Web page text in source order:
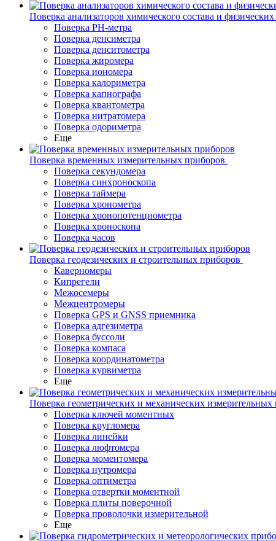
Поверка анализаторов химического состава и
Поверка PH-метра
Поверка денсиметра
Поверка денситометра
Поверка жиромера
Поверка иономера
Поверка калориметра
Поверка капнографа
Поверка квантометра
Поверка нитратомера
Поверка одориметра
Еще
Поверка временных измерительных приборов
Поверка секундомера
Поверка синхроноскопа
Поверка таймера
Поверка хронометра
Поверка хронопотенциометра
Поверка хроноскопа
Поверка часов
Поверка геодезических и строительных приборов
Каверномеры
Кипрегели
Межосемеры
Межцентромеры
Поверка GPS и GNSS приемника
Поверка адгезиметра
Поверка буссоли
Поверка компаса
Поверка координатометра
Поверка курвиметра
Еще
Поверка геометрических и механических измерительных
Поверка ключей моментных
Поверка кругломера
Поверка линейки
Поверка люфтомера
Поверка моментомера
Поверка нутромера
Поверка оптиметра
Поверка отвертки моментной
Поверка плиты поверочной
Поверка проволочки измерительной
Еще